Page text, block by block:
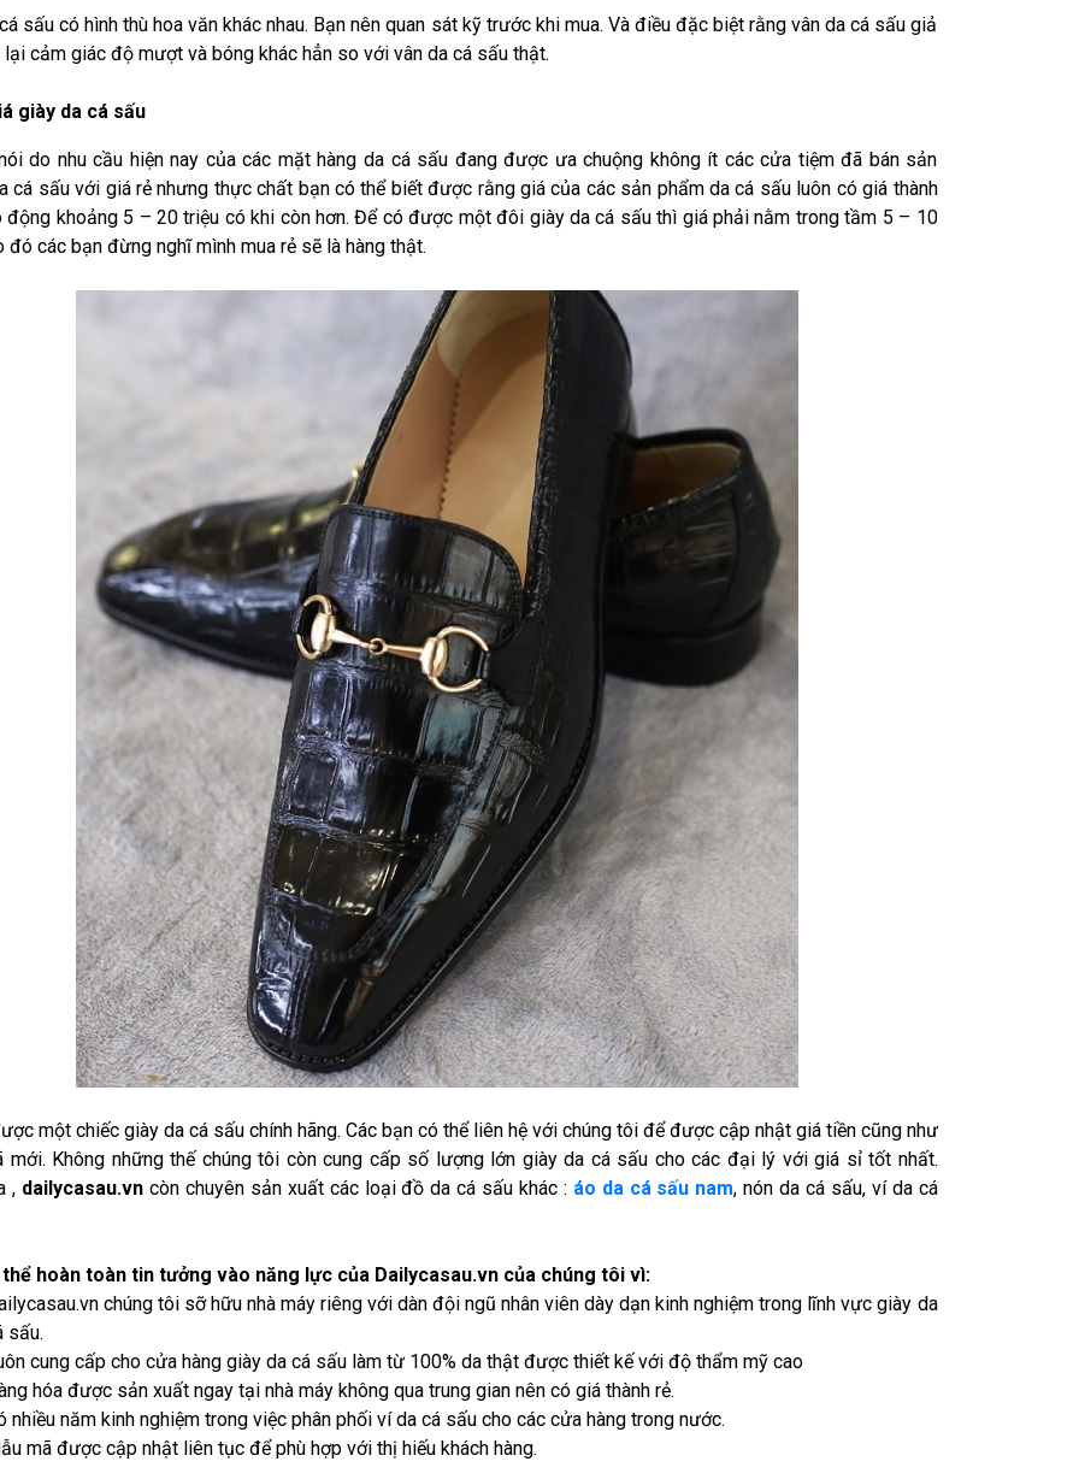
sấu có hình thù hoa văn khác nhau. Bạn nên quan sát kỹ trước khi mua. Và điều đặc biệt rằng vân da cá sấu giả
cảm giác độ mượt và bóng khác hẳn so với vân da cá sấu thật.
giày da cá sấu
do nhu cầu hiện nay của các mặt hàng da cá sấu đang được ưa chuộng không ít các cửa tiệm đã bán sản
cá sấu với giá rẻ nhưng thực chất bạn có thể biết được rằng giá của các sản phẩm da cá sấu luôn có giá thành
động khoảng 5 – 20 triệu có khi còn hơn. Để có được một đôi giày da cá sấu thì giá phải nằm trong tầm 5 – 10
đó các bạn đừng nghĩ mình mua rẻ sẽ là hàng thật.
một chiếc giày da cá sấu chính hãng. Các bạn có thể liên hệ với chúng tôi để được cập nhật giá tiền cũng như
mới. Không những thế chúng tôi còn cung cấp số lượng lớn giày da cá sấu cho các đại lý với giá sỉ tốt nhất.
, dailycasau.vn còn chuyên sản xuất các loại đồ da cá sấu khác : áo da cá sấu nam, nón da cá sấu, ví da cá
hoàn toàn tin tưởng vào năng lực của Dailycasau.vn của chúng tôi vì:
chúng tôi sỡ hữu nhà máy riêng với dàn đội ngũ nhân viên dày dạn kinh nghiệm trong lĩnh vực giày da
sấu.
cung cấp cho cửa hàng giày da cá sấu làm từ 100% da thật được thiết kế với độ thẩm mỹ cao
hóa được sản xuất ngay tại nhà máy không qua trung gian nên có giá thành rẻ.
nhiều năm kinh nghiệm trong việc phân phối ví da cá sấu cho các cửa hàng trong nước.
mã được cập nhật liên tục để phù hợp với thị hiếu khách hàng.